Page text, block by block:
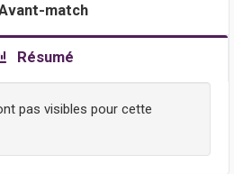
match
Résumé
pas visibles pour cette